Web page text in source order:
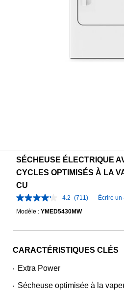
SÉCHEUSE ÉLECTRIQUE
CYCLES OPTIMISÉS À LA
CU
4.2 (711)
Écrire un
Modèle : YMED5430MW
CARACTÉRISTIQUES CLÉS
• Extra Power
• Sécheuse optimisée à la